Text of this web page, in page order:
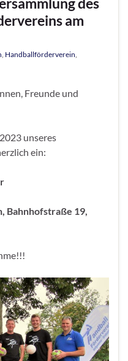
am
, Handballförderverein,
Freunde und
unseres
ein:
Bahnhofstraße 19,